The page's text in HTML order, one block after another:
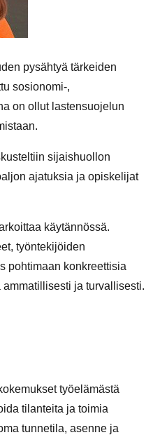
pysähtyä tärkeiden
sosionomi-,
on ollut lastensuojelun
sijaishuollon
ajatuksia ja opiskelijat
käytännössä.
työntekijöiden
pohtimaan konkreettisia
ja turvallisesti.
työelämästä
tilanteita ja toimia
tunnetila, asenne ja